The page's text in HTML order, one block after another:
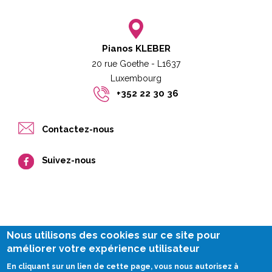
Pianos KLEBER
20 rue Goethe - L1637
Luxembourg​​
+352 22 30 36
Contactez-nous
Suivez-nous
Legal notice
Nous utilisons des cookies sur ce site pour
améliorer votre expérience utilisateur
En cliquant sur un lien de cette page, vous nous autorisez à